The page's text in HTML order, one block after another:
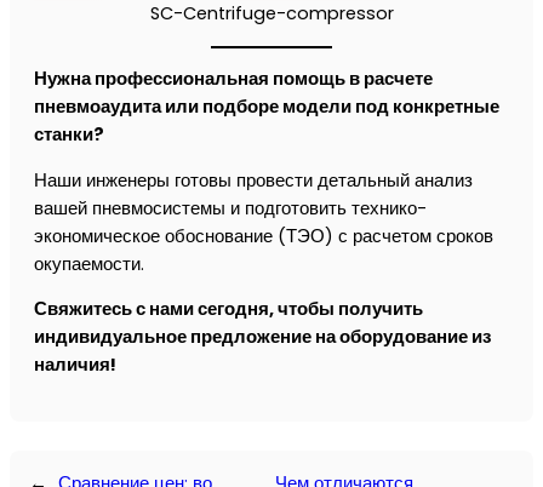
SC-Centrifuge-compressor
Нужна профессиональная помощь в расчете
пневмоаудита или подборе модели под конкретные
станки?
Наши инженеры готовы провести детальный анализ
вашей пневмосистемы и подготовить технико-
экономическое обоснование (ТЭО) с расчетом сроков
окупаемости.
Свяжитесь с нами сегодня, чтобы получить
индивидуальное предложение на оборудование из
наличия!